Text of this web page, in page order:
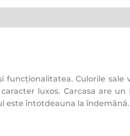
Culorile sale
luxos. Carcasa are
este întotdeauna la îndemână.